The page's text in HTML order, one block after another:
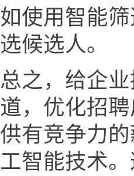
如使用智能
选候选人。
总之，给企
道，优化招
供有竞争力
工智能技术